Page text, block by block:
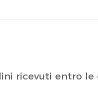
ricevuti entro le